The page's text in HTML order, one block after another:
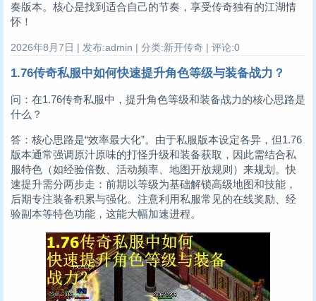
奏版本。核心是找到适合自己的节奏，享受传奇独有的江湖情
怀！
2026年8月7日 | 发布:admin | 分类:新开传奇 | 评论:0
1.76传奇私服中如何快速提升角色等级与装备战力？
问：在1.76传奇私服中，提升角色等级和装备战力的核心思路是
什么？
答：核心思路是“效率最大化”。由于私服版本设定各异，但1.76
版本通常强调原汁原味的打怪升级和装备获取，因此需结合私
服特色（如经验倍数、活动频率、地图开放规则）来规划。快
速提升需分两步走：前期以等级为基础解锁高级地图和技能，
后期专注装备积累与强化。注意利用私服常见的在线奖励、经
验副本等特色功能，这能大幅加速进程。